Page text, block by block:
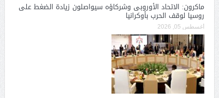
ماكرون: الاتحاد الأوروبى وشركاؤه سيواصلون زيادة الضغط على
روسيا لوقف الحرب بأوكرانيا
أغسطس 05, 2026